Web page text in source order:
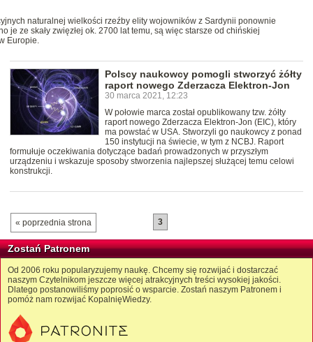
naturalnej wielkości rzeźby elity wojowników z Sardynii ponownie
je ze skały zwięzłej ok. 2700 lat temu, są więc starsze od chińskiej
Europie.
Polscy naukowcy pomogli stworzyć żółty
raport nowego Zderzacza Elektron-Jon
30 marca 2021, 12:23
W połowie marca został opublikowany tzw. żółty
raport nowego Zderzacza Elektron-Jon (EIC), który
ma powstać w USA. Stworzyli go naukowcy z ponad
150 instytucji na świecie, w tym z NCBJ. Raport
formułuje oczekiwania dotyczące badań prowadzonych w przyszłym
urządzeniu i wskazuje sposoby stworzenia najlepszej służącej temu celowi
konstrukcji.
« poprzednia strona 3
Zostań Patronem
Od 2006 roku popularyzujemy naukę. Chcemy się rozwijać i dostarczać
naszym Czytelnikom jeszcze więcej atrakcyjnych treści wysokiej jakości.
Dlatego postanowiliśmy poprosić o wsparcie. Zostań naszym Patronem i
pomóż nam rozwijać KopalnięWiedzy.